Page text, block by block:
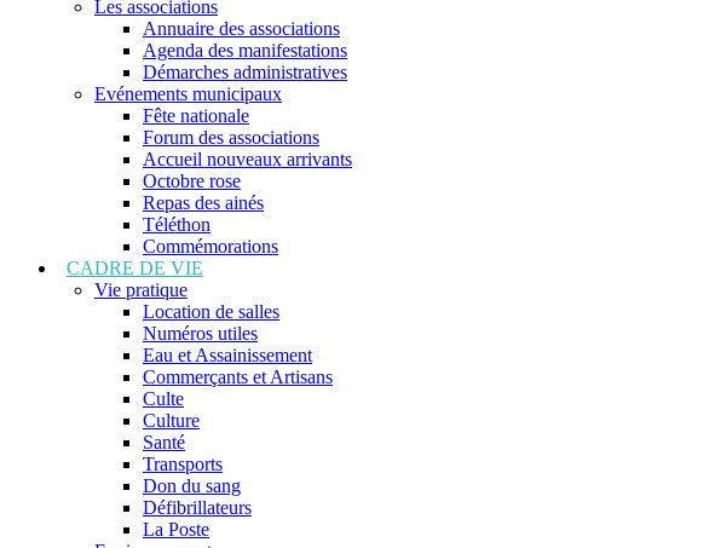
Les associations
Annuaire des associations
Agenda des manifestations
Démarches administratives
Evénements municipaux
Fête nationale
Forum des associations
Accueil nouveaux arrivants
Octobre rose
Repas des ainés
Téléthon
Commémorations
CADRE DE VIE
Vie pratique
Location de salles
Numéros utiles
Eau et Assainissement
Commerçants et Artisans
Culte
Culture
Santé
Transports
Don du sang
Défibrillateurs
La Poste